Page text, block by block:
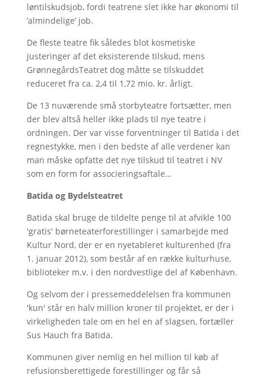
løntilskudsjob, fordi teatrene slet ikke har økonomi til
’almindelige’ job.
De fleste teatre fik således blot kosmetiske
justeringer af det eksisterende tilskud, mens
GrønnegårdsTeatret dog måtte se tilskuddet
reduceret fra ca. 2,4 til 1,72 mio. kr. årligt.
De 13 nuværende små storbyteatre fortsætter, men
der blev altså heller ikke plads til nye teatre i
ordningen. Der var visse forventninger til Batida i det
regnestykke, men i den bedste af alle verdener kan
man måske opfatte det nye tilskud til teatret i NV
som en form for associeringsaftale…
Batida og Bydelsteatret
Batida skal bruge de tildelte penge til at afvikle 100
'gratis' børneteaterforestillinger i samarbejde med
Kultur Nord, der er en nyetableret kulturenhed (fra
1. januar 2012), som består af en række kulturhuse,
biblioteker m.v. i den nordvestlige del af København.
Og selvom der i pressemeddelelsen fra kommunen
'kun' står en halv million kroner til projektet, er der i
virkeligheden tale om en hel en af slagsen, fortæller
Sus Hauch fra Batida.
Kommunen giver nemlig en hel million til køb af
refusionsberettigede forestillinger og får så